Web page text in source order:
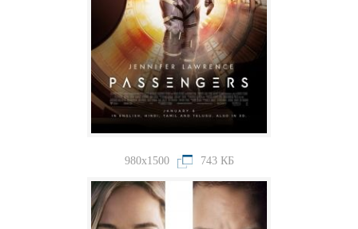
980x1500 743 КБ